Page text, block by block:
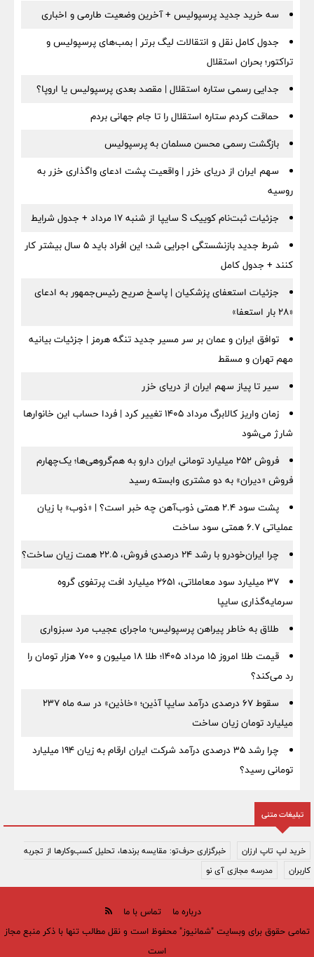
سه خرید جدید پرسپولیس + آخرین وضعیت طارمی و اخباری
جدول کامل نقل و انتقالات لیگ برتر | بمب‌های پرسپولیس و
تراکتور؛ بحران استقلال
جدایی رسمی ستاره استقلال | مقصد بعدی پرسپولیس یا اروپا؟
حماقت کردم ستاره استقلال را تا جام جهانی بردم
بازگشت رسمی محسن مسلمان به پرسپولیس
سهم ایران از دریای خزر | واقعیت پشت ادعای واگذاری خزر به
روسیه
جزئیات ثبت‌نام کوییک S سایپا از شنبه ۱۷ مرداد + جدول شرایط
شرط جدید بازنشستگی اجرایی شد؛ این افراد باید ۵ سال بیشتر کار
کنند + جدول کامل
جزئیات استعفای پزشکیان | پاسخ صریح رئیس‌جمهور به ادعای
«۲۸ بار استعفا»
توافق ایران و عمان بر سر مسیر جدید تنگه هرمز | جزئیات بیانیه
مهم تهران و مسقط
سیر تا پیاز سهم ایران از دریای خزر
زمان واریز کالابرگ مرداد ۱۴۰۵ تغییر کرد | فردا حساب این خانوارها
شارژ می‌شود
فروش ۲۵۲ میلیارد تومانی ایران دارو به هم‌گروهی‌ها؛ یک‌چهارم
فروش «دیران» به دو مشتری وابسته رسید
پشت سود ۲.۴ همتی ذوب‌آهن چه خبر است؟ | «ذوب» با زیان
عملیاتی ۶.۷ همتی سود ساخت
چرا ایران‌خودرو با رشد ۲۴ درصدی فروش، ۲۲.۵ همت زیان ساخت؟
۳۷ میلیارد سود معاملاتی، ۲۶۵۱ میلیارد افت پرتفوی گروه
سرمایه‌گذاری سایپا
طلاق به خاطر پیراهن پرسپولیس؛ ماجرای عجیب مرد سبزواری
قیمت طلا امروز ۱۵ مرداد ۱۴۰۵؛ طلا ۱۸ میلیون و ۷۰۰ هزار تومان را
رد می‌کند؟
سقوط ۶۷ درصدی درآمد سایپا آذین؛ «خاذین» در سه ماه ۲۳۷
میلیارد تومان زیان ساخت
چرا رشد ۳۵ درصدی درآمد شرکت ایران ارقام به زیان ۱۹۴ میلیارد
تومانی رسید؟
تبلیغات متنی
خرید لپ تاپ ارزان
خبرگزاری حرف‌تو: مقایسه برندها، تحلیل کسب‌وکارها از تجربه
کاربران
مدرسه مجازی آی نو
درباره ما
تماس با ما
تمامی حقوق برای وبسایت "شمانیوز" محفوظ است و نقل مطالب تنها با ذکر منبع مجاز
است